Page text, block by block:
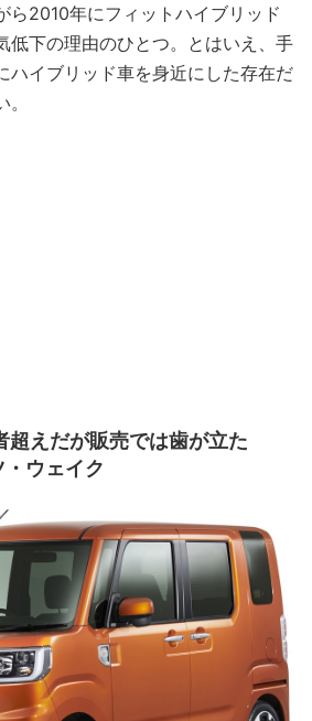
2010年にフィットハイブリッド
低下の理由のひとつ。とはいえ、手
ハイブリッド車を身近にした存在だ
超えだが販売では歯が立た
ウェイク